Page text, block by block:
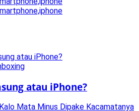
atau iPhone?